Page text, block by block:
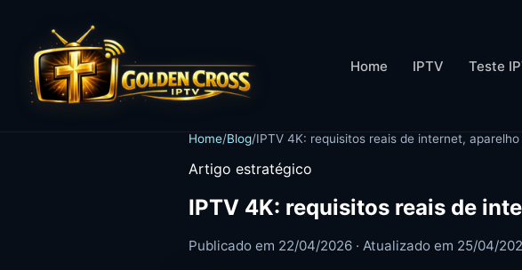
Home IPTV Teste
Home/Blog/IPTV 4K: requisitos reais de internet,
Artigo estratégico
IPTV 4K: requisitos reais de
Publicado em 22/04/2026 · Atualizado em 25/04/